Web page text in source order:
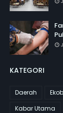
KATEGORI
Daerah
Kabar Utama